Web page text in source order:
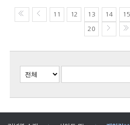
11 12 13 14 15
20